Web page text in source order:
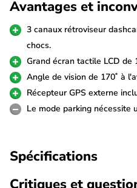
dashcam est également
que le Wi-Fi, le GPS et un
vos trajets et vos sessions de
Ultra 4K + 2,5K +
La Wolfbox G900 Tripro est
Sony Starvis 2 qui garantit la
25fps. La troisième caméra
Avantages et
3 canaux rétroviseur
chocs.
Grand écran tactile LCD de
Angle de vision de 170˚ à
Récepteur GPS externe
Le mode parking nécessite
Spécifications